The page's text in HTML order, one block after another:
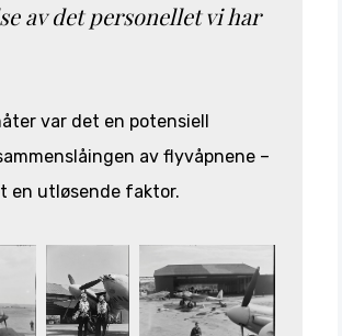
av det personellet vi har
var det en potensiell
av flyvåpnene –
en utløsende faktor.